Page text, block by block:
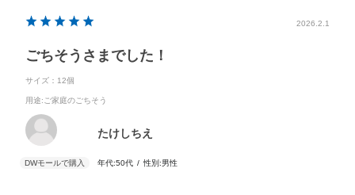
2026.2.1
ごちそうさまでした！
サイズ：12個
用途:ご家庭のごちそう
たけしちえ
年代:50代 性別:男性